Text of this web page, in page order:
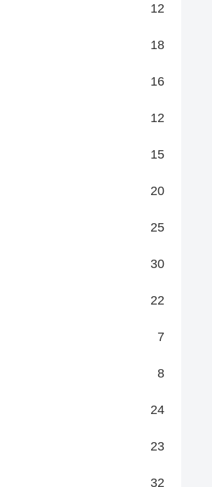
12
18
16
12
15
20
25
30
22
7
8
24
23
32